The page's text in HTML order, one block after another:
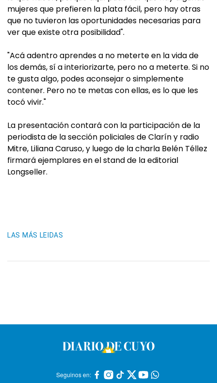
mujeres que prefieren la plata fácil, pero hay otras
que no tuvieron las oportunidades necesarias para
ver que existe otra posibilidad".
"Acá adentro aprendes a no meterte en la vida de
los demás, sí a interiorizarte, pero no a meterte. Si no
te gusta algo, podes aconsejar o simplemente
contener. Pero no te metas con ellas, es lo que les
tocó vivir."
La presentación contará con la participación de la
periodista de la sección policiales de Clarín y radio
Mitre, Liliana Caruso, y luego de la charla Belén Téllez
firmará ejemplares en el stand de la editorial
Longseller.
LAS MÁS LEIDAS
Seguinos en: